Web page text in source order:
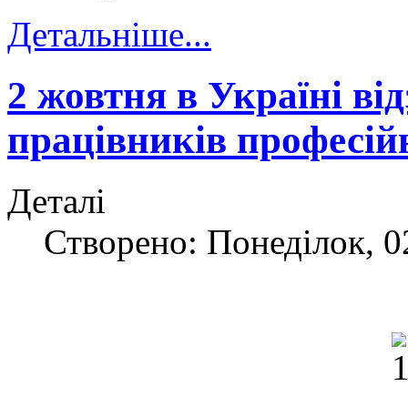
Детальніше...
2 жовтня в Україні
працівників
Деталі
Створено: Понеділок,